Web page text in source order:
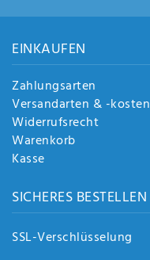
rag
e
sen
de
n
EINKAUFEN
Zahlungsarten
Versandarten & -kosten
Widerrufsrecht
Warenkorb
Kasse
SICHERES BESTELLEN
SSL-Verschlüsselung